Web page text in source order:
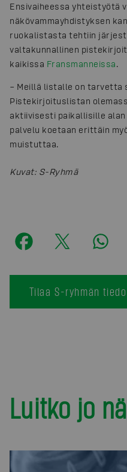
Ensivaiheessa yhteistyötä
näkövammayhdistyksen
ruokalistasta tehtiin
valtakunnallinen
kaikissa Fransmanneissa.
– Meillä listalle on tarvetta
Pistekirjoituslistan
aktiivisesti paikallisille
palvelu koetaan erittäin
muistuttaa.
Kuvat: S-Ryhmä
Tilaa S-ryhmän
Luitko jo